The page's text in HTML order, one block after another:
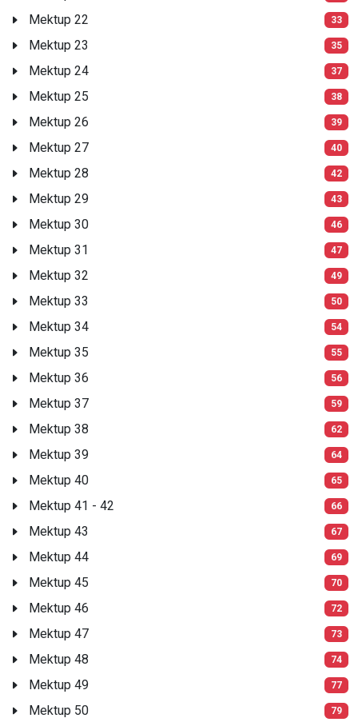
Mektup 22
33
Mektup 23 35
Mektup 24 37
Mektup 25 38
Mektup 26 39
Mektup 27 40
Mektup 28 42
Mektup 29 43
Mektup 30 46
Mektup 31 47
Mektup 32 49
Mektup 33 50
Mektup 34 54
Mektup 35 55
Mektup 36 56
Mektup 37 59
Mektup 38 62
Mektup 39 64
Mektup 40 65
Mektup 41 - 42 66
Mektup 43 67
Mektup 44 69
Mektup 45 70
Mektup 46 72
Mektup 47 73
Mektup 48 74
Mektup 49 77
Mektup 50 79